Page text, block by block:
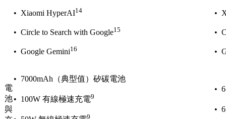
• Xiaomi HyperAI14
• Circle to Search with Google15
• Google Gemini16
•
•
•
電
池
與
• 7000mAh（典型值）矽碳電池
• 100W 有線極速充電9
9
•
•